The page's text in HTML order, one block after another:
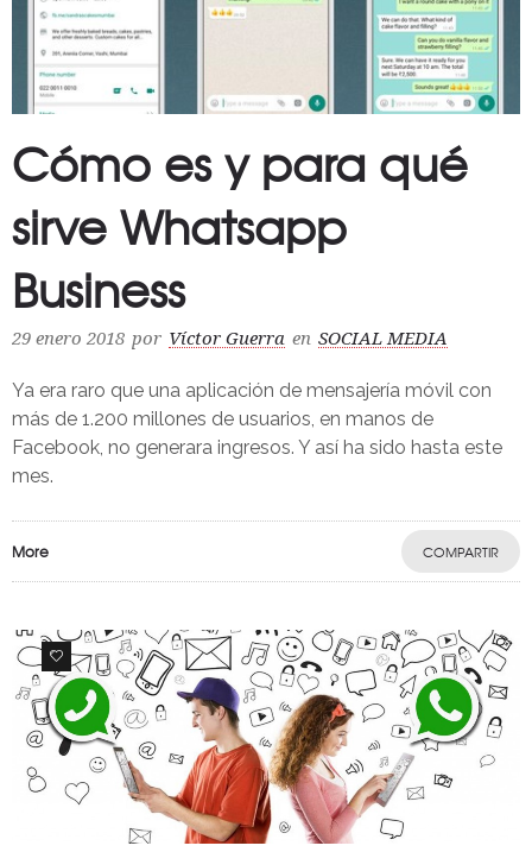
Cómo es y para qué
sirve Whatsapp
Business
29 enero 2018 por Víctor Guerra en SOCIAL MEDIA
Ya era raro que una aplicación de mensajería móvil con
más de 1.200 millones de usuarios, en manos de
Facebook, no generara ingresos. Y así ha sido hasta este
mes.
More COMPARTIR
1